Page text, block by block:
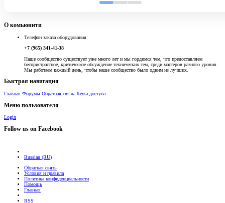
О комьюнити
Телефон заказа оборудования:
+7 (965) 341-41-38
Наше сообщество существует уже много лет и мы гордимся тем, что предоставляем
беспристрастное, критическое обсуждение технических тем, среди мастеров разного уровня.
Мы работаем каждый день, чтобы наше сообщество было одним из лучших.
Быстрая навигация
Главная Форумы Обратная связь Точка доступа
Меню пользователя
Login
Follow us on Facebook
Russian (RU)
Обратная связь
Условия и правила
Политика конфиденциальности
Помощь
Главная
RSS